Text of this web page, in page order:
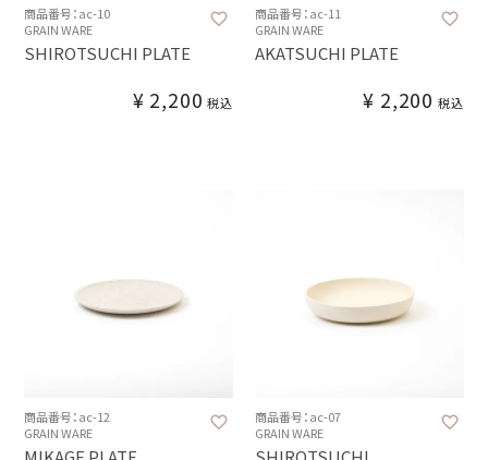
商品番号：ac-10
GRAIN WARE
SHIROTSUCHI PLATE
¥ 2,200 税込
商品番号：ac-11
GRAIN WARE
AKATSUCHI PLATE
¥ 2,200 税込
商品番号：ac-12
GRAIN WARE
商品番号：ac-07
GRAIN WARE